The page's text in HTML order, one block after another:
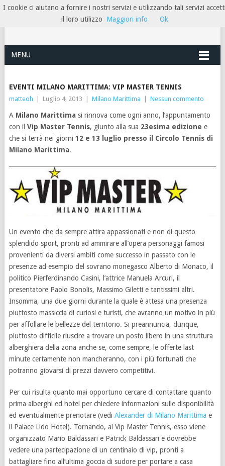
MENU
EVENTI MILANO MARITTIMA: VIP MASTER TENNIS
matteoh Luglio 4, 2013 Milano Marittima Nessun commento
A Milano Marittima si rinnova come ogni anno, l’appuntamento
con il Vip Master Tennis, giunto alla sua 23esima edizione e
che si terrà nei giorni 12 e 13 luglio presso il Circolo Tennis di
Milano Marittima.
Un evento che da sempre attira appassionati e non di questo
splendido sport, pronti ad ammirare all’opera personaggi famosi
provenienti da diversi ambiti come successo in passato con le
presenze ad esempio del sovrano monegasco Alberto di Monaco, il
politico Pierferdinando Casini, l’attrice Manuela Arcuri, il
presentatore Paolo Bonolis, Massimo Giletti e tantissimi altri.
Insomma, una due giorni durante la quale è attesa una presenza
piuttosto massiccia di curiosi e turisti, che avranno un motivo in più
per affollare le bellezze del territorio. Si preannuncia, dunque,
piuttosto difficile riuscire a trovare un posto libero in una struttura
alberghiera della zona anche se, come sempre, le offerte last
minute certamente non mancheranno, con i più fortunati che
potranno giovarsi di prezzi davvero competitivi.
Per cui risulta quanto mai opportuno cercare di contattare quanto
prima alberghi ed hotel per chiedere informazioni sulle disponibilità
ed eventualmente prenotare (vedi Alexander di Milano Marittima e
il Palace Lido Hotel). Tornando, al Vip Master Tennis, esso viene
organizzato Mario Baldassari e Patrick Baldassari e dovrebbe
vedere una partecipazione di un centinaio di vip, pronti a
battagliare fino all’ultima goccia di sudore per portare a casa
I cookie ci aiutano a fornire i nostri servizi e utilizzando tali servizi
il loro utilizzo
Maggiori info Ok